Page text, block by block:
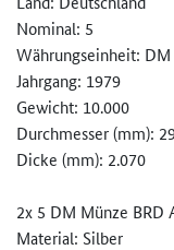
Nominal: 5
Währungseinheit: DM
Jahrgang: 1979
Gewicht: 10.000
Durchmesser (mm):
Dicke (mm): 2.070
2x 5 DM Münze BRD
Material: Silber